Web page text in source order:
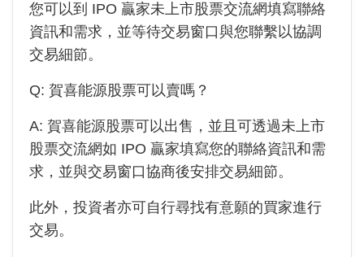
您可以到 IPO 贏家未上市股票交流網填寫聯絡
資訊和需求，並等待交易窗口與您聯繫以協調
交易細節。
Q: 賀喜能源股票可以賣嗎？
A: 賀喜能源股票可以出售，並且可透過未上市
股票交流網如 IPO 贏家填寫您的聯絡資訊和需
求，並與交易窗口協商後安排交易細節。
此外，投資者亦可自行尋找有意願的買家進行
交易。